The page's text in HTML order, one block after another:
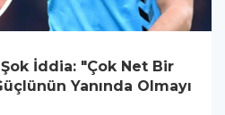
İddia: "Çok Net Bir
Yanında Olmayı